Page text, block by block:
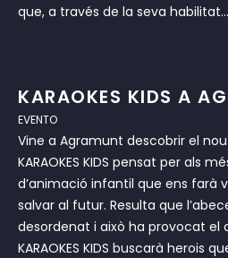
que, a través de la seva habilitat...
KARAOKES KIDS A
EVENTO
Vine a Agramunt descobrir el
KARAOKES KIDS pensat per als
d’animació infantil que ens farà
salvar al futur. Resulta que
desordenat i això ha provocat el
KARAOKES KIDS buscarà herois